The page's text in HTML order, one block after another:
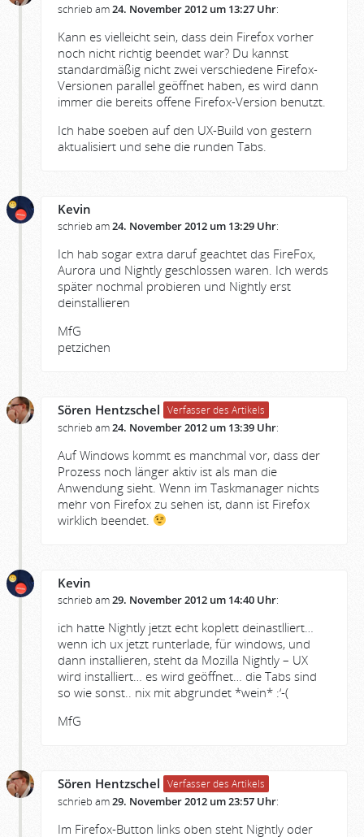
schrieb am24. November 2012 um 13:27 Uhr:
Kann es vielleicht sein, dass dein Firefox vorher
noch nicht richtig beendet war? Du kannst
standardmäßig nicht zwei verschiedene Firefox-
Versionen parallel geöffnet haben, es wird dann
immer die bereits offene Firefox-Version benutzt.
Ich habe soeben auf den UX-Build von gestern
aktualisiert und sehe die runden Tabs.
Kevin
schrieb am24. November 2012 um 13:29 Uhr:
Ich hab sogar extra daruf geachtet das FireFox,
Aurora und Nightly geschlossen waren. Ich werds
später nochmal probieren und Nightly erst
deinstallieren
MfG
petzichen
Sören Hentzschel Verfasser des Artikels
schrieb am24. November 2012 um 13:39 Uhr:
Auf Windows kommt es manchmal vor, dass der
Prozess noch länger aktiv ist als man die
Anwendung sieht. Wenn im Taskmanager nichts
mehr von Firefox zu sehen ist, dann ist Firefox
wirklich beendet.
Kevin
schrieb am29. November 2012 um 14:40 Uhr:
ich hatte Nightly jetzt echt koplett deinastlliert…
wenn ich ux jetzt runterlade, für windows, und
dann installieren, steht da Mozilla Nightly – UX
wird installiert… es wird geöffnet… die Tabs sind
so wie sonst.. nix mit abgrundet *wein* :‘-(
MfG
Sören Hentzschel Verfasser des Artikels
schrieb am29. November 2012 um 23:57 Uhr:
Im Firefox-Button links oben steht Nightly oder